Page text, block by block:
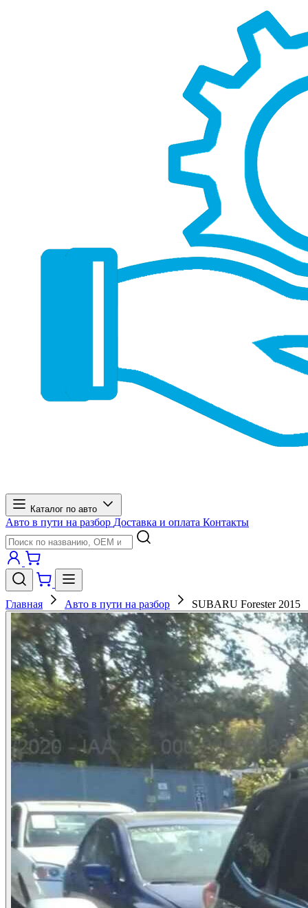
Каталог по авто
Авто в пути на разбор Доставка и оплата Контакты
Главная Авто в пути на разбор SUBARU Forester 2015